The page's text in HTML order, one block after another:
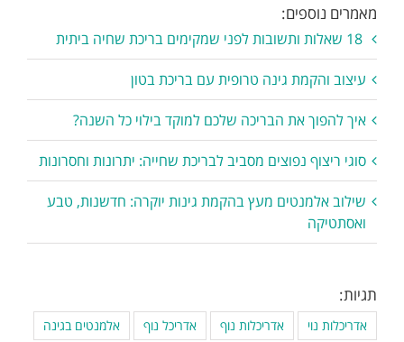
מאמרים נוספים:
עיצוב והקמת גינה טרופית עם בריכת בטון
איך להפוך את הבריכה שלכם למוקד בילוי כל השנה?
סוגי ריצוף נפוצים מסביב לבריכת שחייה: יתרונות וחסרונות
שילוב אלמנטים מעץ בהקמת גינות יוקרה: חדשנות, טבע
ואסתטיקה
תגיות:
אדריכלות נוי אדריכלות נוף אדריכל נוף
אלמנטים בגינה